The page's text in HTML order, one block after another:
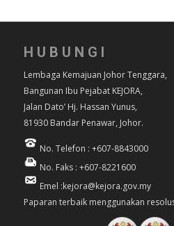
HUBUNGI
Lembaga Kemajuan Johor Tenggara,
Bangunan Ibu Pejabat KEJORA,
Jalan Dato’ Hj. Hassan Yunus,
81930 Bandar Penawar, Johor.
No. Telefon : +607-8843000
No. Faks : +607-8221600
Emel :kejora@kejora.gov.my
Paparan terbaik menggunakan